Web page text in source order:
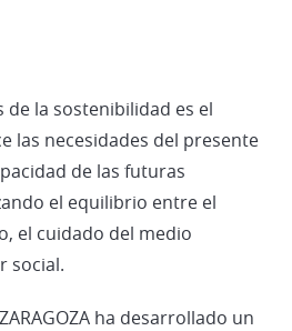
de la sostenibilidad es el
las necesidades del presente
de las futuras
el equilibrio entre el
el cuidado del medio
social.
ha desarrollado un